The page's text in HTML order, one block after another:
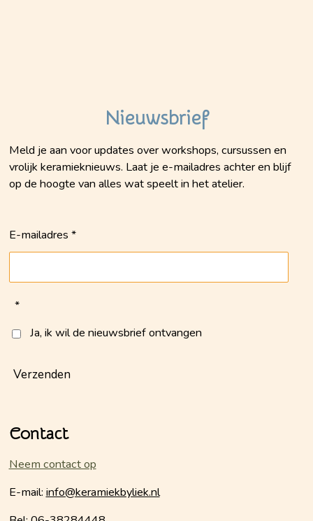
Nieuwsbrief
Meld je aan voor updates over workshops, cursussen en
vrolijk keramieknieuws. Laat je e-mailadres achter en blijf
op de hoogte van alles wat speelt in het atelier.
E-mailadres *
*
Ja, ik wil de nieuwsbrief ontvangen
Verzenden
Contact
Neem contact op
E-mail: info@keramiekbyliek.nl